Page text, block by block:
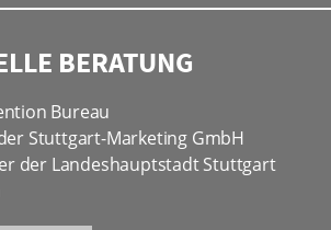
BERATUNG
Bureau
Stuttgart-Marketing GmbH
der Landeshauptstadt Stuttgart